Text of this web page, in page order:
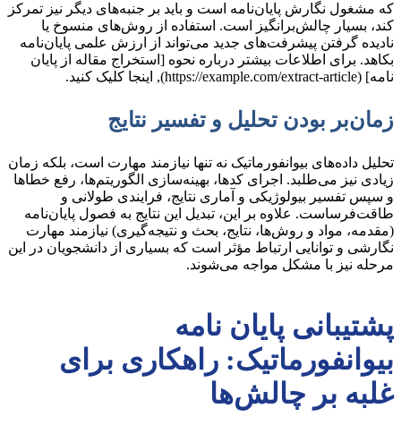
که مشغول نگارش پایان‌نامه است و باید بر جنبه‌های دیگر نیز تمرکز
کند، بسیار چالش‌برانگیز است. استفاده از روش‌های منسوخ یا
نادیده گرفتن پیشرفت‌های جدید می‌تواند از ارزش علمی پایان‌نامه
بکاهد. برای اطلاعات بیشتر درباره نحوه [استخراج مقاله از پایان
نامه] (https://example.com/extract-article), اینجا کلیک کنید.
زمان‌بر بودن تحلیل و تفسیر نتایج
تحلیل داده‌های بیوانفورماتیک نه تنها نیازمند مهارت است، بلکه زمان
زیادی نیز می‌طلبد. اجرای کدها، بهینه‌سازی الگوریتم‌ها، رفع خطاها
و سپس تفسیر بیولوژیکی و آماری نتایج، فرایندی طولانی و
طاقت‌فرساست. علاوه بر این، تبدیل این نتایج به فصول پایان‌نامه
(مقدمه، مواد و روش‌ها، نتایج، بحث و نتیجه‌گیری) نیازمند مهارت
نگارشی و توانایی ارتباط مؤثر است که بسیاری از دانشجویان در این
مرحله نیز با مشکل مواجه می‌شوند.
پشتیبانی پایان نامه
بیوانفورماتیک: راهکاری برای
غلبه بر چالش‌ها